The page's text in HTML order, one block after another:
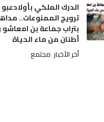
الدرك الملكي
ترويج الممنوعات..
بتراب جماعة بن امعاشو
أطنان من ماء الحياة
أخر الأخبار مجتمع